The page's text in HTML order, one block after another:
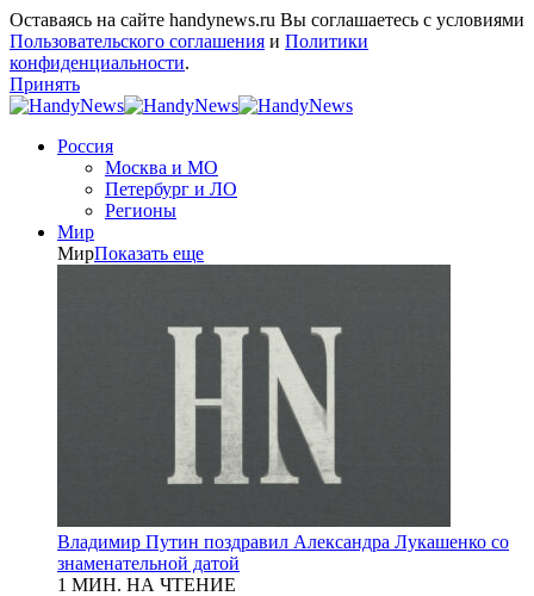
Оставаясь на сайте handynews.ru Вы соглашаетесь с условиями
Пользовательского соглашения и Политики
конфиденциальности.
Принять
Россия
Москва и МО
Петербург и ЛО
Регионы
Мир
МирПоказать еще
Владимир Путин поздравил Александра Лукашенко со
знаменательной датой
1 МИН. НА ЧТЕНИЕ